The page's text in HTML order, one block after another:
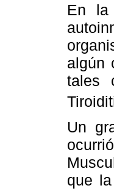
En la
algún
tales
Un
que